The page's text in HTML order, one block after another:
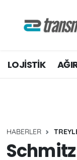
LOJİSTİK
HABERLER
TİCARİ
AKARYAKIT
Nöbetçi
Hava
Süper Lig